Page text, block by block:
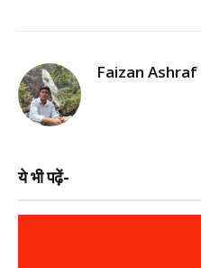
Faizan Ashraf
ये भी पढ़ें-